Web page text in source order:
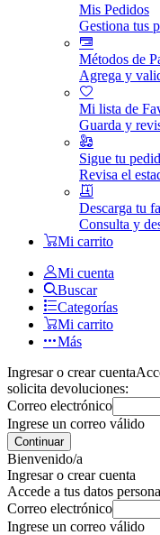
Mis Pedidos
Gestiona tus
Métodos de
Agrega y
Mi lista de
Guarda y
Sigue tu
Revisa el
Descarga tu
Consulta y
Mi carrito
Mi cuenta
Buscar
Categorías
Mi carrito
Más
Ingresar o crear cuenta
solicita devoluciones:
Correo electrónico
Ingrese un correo válido
Continuar
Bienvenido/a
Ingresar o crear cuenta
Accede a tus datos
Correo electrónico
Ingrese un correo válido